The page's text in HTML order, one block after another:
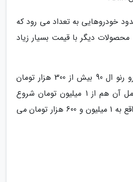
از معدود خودروهایی به تعداد می رود که
دیگر با قیمت بسیار زیاد
قیمت تسمه تایم خودرو رنو ال 90 بیش از 300 هزار تومان
است و قیمت کیت کامل آن هم از 1 میلیون تومان شروع
می شود و در برخی مواقع به 1 میلیون و 600 هزار تومان می